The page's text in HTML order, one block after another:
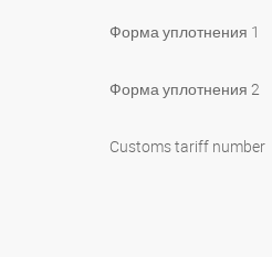
Форма уплотнения 1
Форма уплотнения 2
Customs tariff number